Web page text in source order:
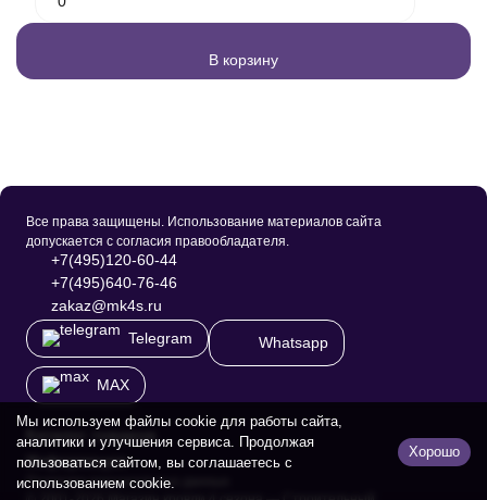
В корзину
Все права защищены. Использование материалов сайта
допускается с согласия правообладателя.
+7(495)120-60-44
+7(495)640-76-46
zakaz@mk4s.ru
Telegram
Whatsapp
MAX
Каталог товаров
Информация
Политика персональных данных
Мы используем файлы cookie для работы сайта,
аналитики и улучшения сервиса. Продолжая
пользоваться сайтом, вы соглашаетесь с
использованием cookie.
Хорошо